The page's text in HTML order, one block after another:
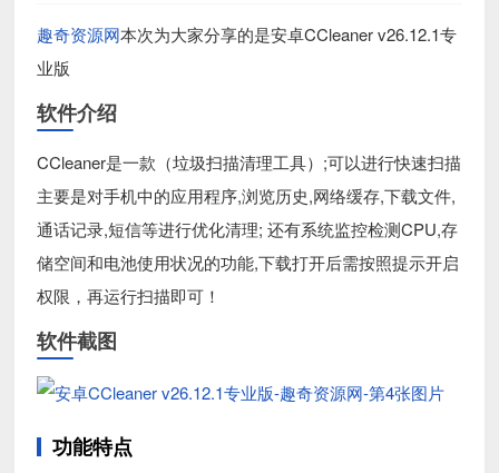
趣奇资源网本次为大家分享的是安卓CCleaner v26.12.1专
业版
软件介绍
CCleaner是一款（垃圾扫描清理工具）;可以进行快速扫描
主要是对手机中的应用程序,浏览历史,网络缓存,下载文件,
通话记录,短信等进行优化清理; 还有系统监控检测CPU,存
储空间和电池使用状况的功能,下载打开后需按照提示开启
权限，再运行扫描即可！
软件截图
功能特点